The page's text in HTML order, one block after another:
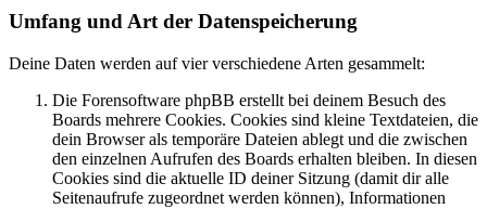
Umfang und Art der Datenspeicherung
Deine Daten werden auf vier verschiedene Arten gesammelt:
Die Forensoftware phpBB erstellt bei deinem Besuch des
Boards mehrere Cookies. Cookies sind kleine Textdateien, die
dein Browser als temporäre Dateien ablegt und die zwischen
den einzelnen Aufrufen des Boards erhalten bleiben. In diesen
Cookies sind die aktuelle ID deiner Sitzung (damit dir alle
Seitenaufrufe zugeordnet werden können), Informationen